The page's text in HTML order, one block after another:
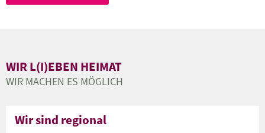
WIR L(I)EBEN HEIMAT
WIR MACHEN ES MÖGLICH
Wir sind regional